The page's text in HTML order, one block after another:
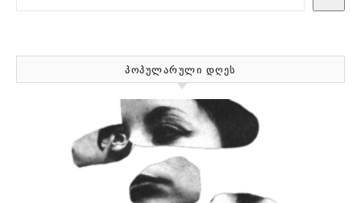
ᲞᲝᲞᲣᲚᲐᲠᲣᲚᲘ ᲓᲦᲔᲡ